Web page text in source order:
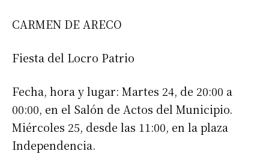
CARMEN DE ARECO
Fiesta del Locro Patrio
Fecha, hora y lugar: Martes 24, de 20:00 a
00:00, en el Salón de Actos del Municipio.
Miércoles 25, desde las 11:00, en la plaza
Independencia.